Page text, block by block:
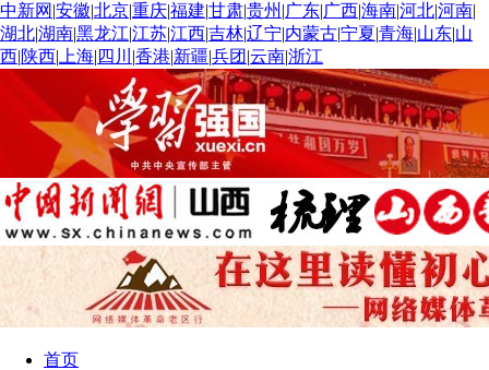
中新网 |安徽|北京|重庆|福建|甘肃|贵州 |广东|广西|海南|河北|河南|
湖北|湖南|黑龙江|江苏|江西|吉林|辽宁|内蒙古|宁夏|青海|山东|山
西|陕西| 上海| 四川 |香港|新疆|兵团 |云南|浙江
首页